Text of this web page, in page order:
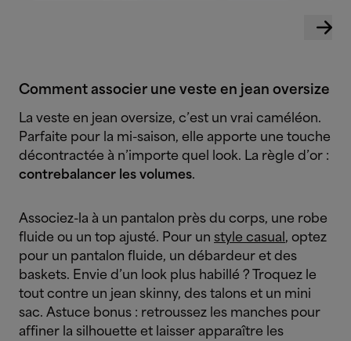
Comment associer une veste en jean oversize
La veste en jean oversize, c’est un vrai caméléon.
Parfaite pour la mi-saison, elle apporte une touche
décontractée à n’importe quel look. La règle d’or :
contrebalancer les volumes.
Associez-la à un pantalon près du corps, une robe
fluide ou un top ajusté. Pour un style casual , optez
pour un pantalon fluide, un débardeur et des
baskets. Envie d’un look plus habillé ? Troquez le
tout contre un jean skinny, des talons et un mini
sac. Astuce bonus : retroussez les manches pour
affiner la silhouette et laisser apparaître les